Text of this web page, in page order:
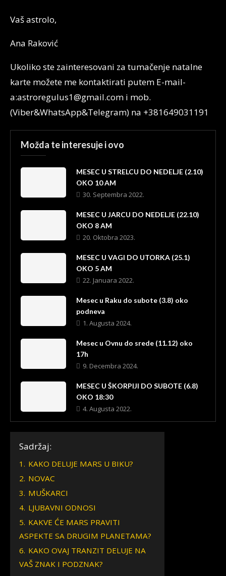
Vaš astrolo,
Ana Raković
Ukoliko ste zainteresovani za tumačenje natalne
karte možete me kontaktirati putem E-mail-
a:astroregulus1@gmail.com i mob.
(Viber&WhatsApp&Telegram) na +381649031191
Možda te interesuje i ovo
MESEC U STRELCU DO NEDELJE (2.10)
OKO 10 AM
30. Septembra 2022.
MESEC U JARCU DO NEDELJE (22.10)
OKO 8 AM
20. Oktobra 2023.
MESEC U VAGI DO UTORKA (25.1)
OKO 5 AM
22. Januara 2022.
Mesec u Raku do subote (3.8) oko
podneva
1. Augusta 2024.
Mesec u Ovnu do srede (11.12) oko
17h
9. Decembra 2024.
MESEC U ŠKORPIJI DO SUBOTE (6.8)
OKO 18:30
4. Augusta 2022.
Sadržaj:
1. KAKO DELUJE MARS U BIKU?
2. NOVAC
3. MUŠKARCI
4. LJUBAVNI ODNOSI
5. KAKVE ĆE MARS PRAVITI
ASPEKTE SA DRUGIM PLANETAMA?
6. KAKO OVAJ TRANZIT DELUJE NA
VAŠ ZNAK I PODZNAK?